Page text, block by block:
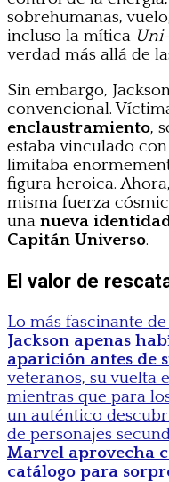
sobrehumanas,
incluso la mítica
verdad más allá de
Sin embargo,
convencional.
enclaustramiento,
estaba vinculado
limitaba
figura heroica.
misma fuerza
una nueva
Capitán Universo.
El valor de
Lo más fascinante
Jackson apenas
aparición antes de
veteranos, su vuelta
mientras que para
un auténtico
de personajes
Marvel aprovecha
catálogo para